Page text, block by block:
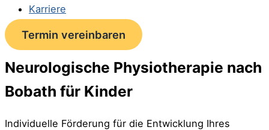
Karriere
Termin vereinbaren
Neurologische Physiotherapie nach
Bobath für Kinder
Individuelle Förderung für die Entwicklung Ihres